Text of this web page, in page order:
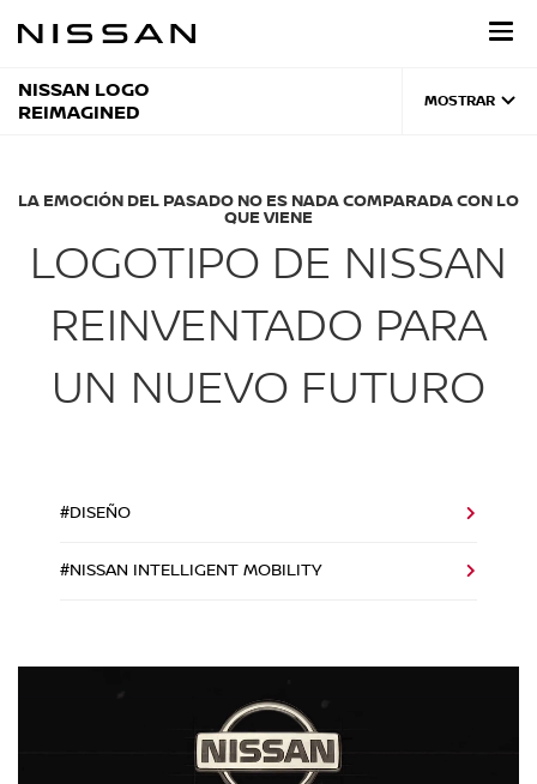
NISSAN LOGO
REIMAGINED
MOSTRAR
LA EMOCIÓN DEL PASADO NO ES NADA COMPARADA CON LO
QUE VIENE
LOGOTIPO DE NISSAN
REINVENTADO PARA
UN NUEVO FUTURO
#DISEÑO
#NISSAN INTELLIGENT MOBILITY